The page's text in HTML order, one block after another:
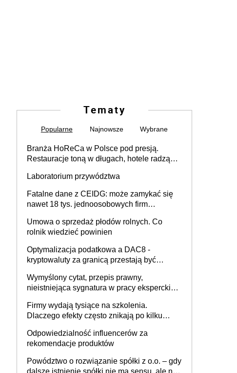
Tematy
Popularne Najnowsze Wybrane
Branża HoReCa w Polsce pod presją.
Restauracje toną w długach, hotele radzą
Laboratorium przywództwa
Fatalne dane z CEIDG: może zamykać się
nawet 18 tys. jednoosobowych firm
Umowa o sprzedaż płodów rolnych. Co
rolnik wiedzieć powinien
Optymalizacja podatkowa a DAC8 -
kryptowaluty za granicą przestają być
Wymyślony cytat, przepis prawny,
nieistniejąca sygnatura w pracy eksperckiej -
firmie
Firmy wydają tysiące na szkolenia.
Dlaczego efekty często znikają po kilku
Odpowiedzialność influencerów za
rekomendacje produktów
Powództwo o rozwiązanie spółki z o.o. – gdy
dalsze istnienie spółki nie ma sensu, ale nie